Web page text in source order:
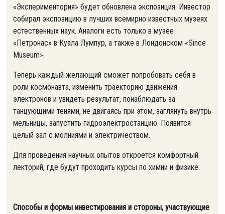
«Экспериментория» будет обновлена экспозиция. Инвестор
собирал экспозицию в лучших всемирно известных музеях
естественных наук. Аналоги есть только в музее
«Петронас» в Куала Лумпур, а также в Лондонском «Since
Museum».
Теперь каждый желающий сможет попробовать себя в
роли космонавта, изменить траекторию движения
электронов и увидеть результат, понаблюдать за
танцующими тенями, не двигаясь при этом, заглянуть внутрь
мельницы, запустить гидроэлектростанцию. Появится
целый зал с молниями и электричеством.
Для проведения научных опытов откроется комфортный
лекторий, где будут проходить курсы по химии и физике.
Способы и формы инвестирования и стороны, участвующие